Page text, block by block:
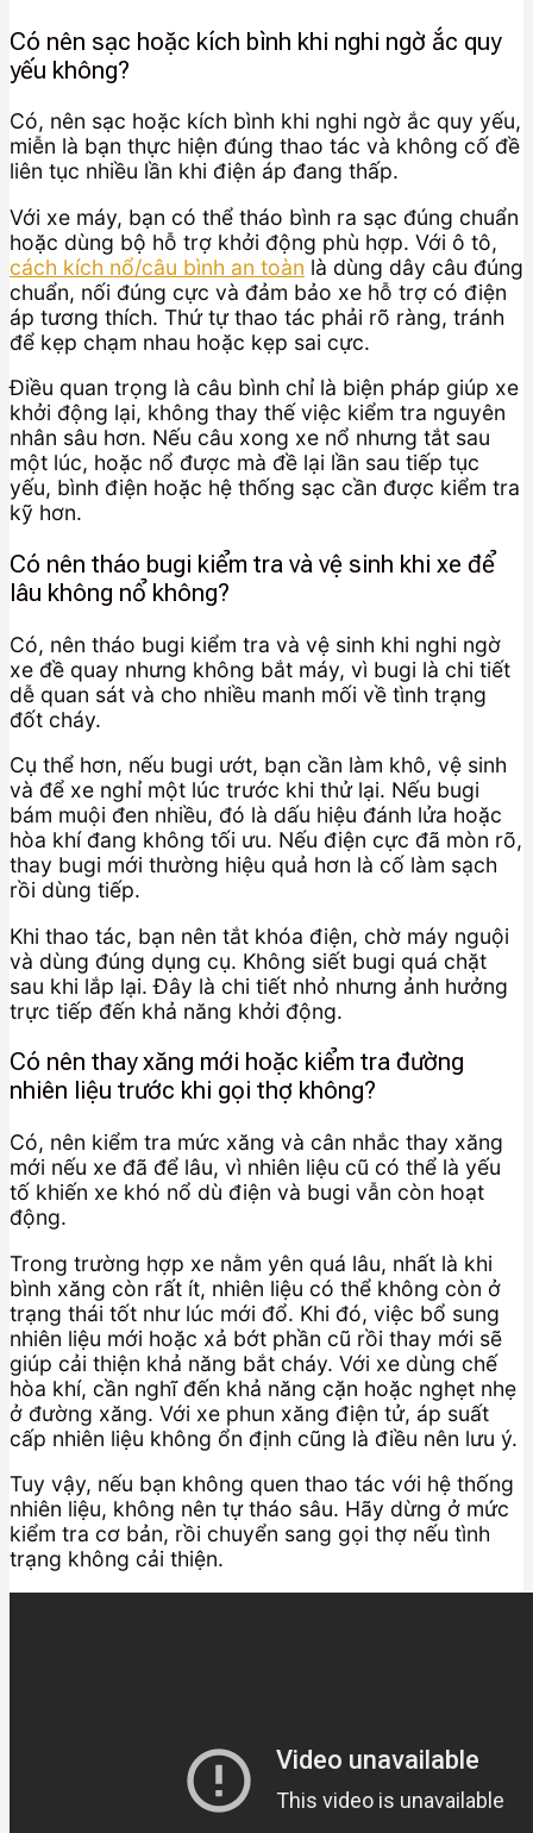
Có nên sạc hoặc kích bình khi nghi ngờ ắc quy
yếu không?
Có, nên sạc hoặc kích bình khi nghi ngờ ắc quy yếu,
miễn là bạn thực hiện đúng thao tác và không cố đề
liên tục nhiều lần khi điện áp đang thấp.
Với xe máy, bạn có thể tháo bình ra sạc đúng chuẩn
hoặc dùng bộ hỗ trợ khởi động phù hợp. Với ô tô,
cách kích nổ/câu bình an toàn là dùng dây câu đúng
chuẩn, nối đúng cực và đảm bảo xe hỗ trợ có điện
áp tương thích. Thứ tự thao tác phải rõ ràng, tránh
để kẹp chạm nhau hoặc kẹp sai cực.
Điều quan trọng là câu bình chỉ là biện pháp giúp xe
khởi động lại, không thay thế việc kiểm tra nguyên
nhân sâu hơn. Nếu câu xong xe nổ nhưng tắt sau
một lúc, hoặc nổ được mà đề lại lần sau tiếp tục
yếu, bình điện hoặc hệ thống sạc cần được kiểm tra
kỹ hơn.
Có nên tháo bugi kiểm tra và vệ sinh khi xe để
lâu không nổ không?
Có, nên tháo bugi kiểm tra và vệ sinh khi nghi ngờ
xe đề quay nhưng không bắt máy, vì bugi là chi tiết
dễ quan sát và cho nhiều manh mối về tình trạng
đốt cháy.
Cụ thể hơn, nếu bugi ướt, bạn cần làm khô, vệ sinh
và để xe nghỉ một lúc trước khi thử lại. Nếu bugi
bám muội đen nhiều, đó là dấu hiệu đánh lửa hoặc
hòa khí đang không tối ưu. Nếu điện cực đã mòn rõ,
thay bugi mới thường hiệu quả hơn là cố làm sạch
rồi dùng tiếp.
Khi thao tác, bạn nên tắt khóa điện, chờ máy nguội
và dùng đúng dụng cụ. Không siết bugi quá chặt
sau khi lắp lại. Đây là chi tiết nhỏ nhưng ảnh hưởng
trực tiếp đến khả năng khởi động.
Có nên thay xăng mới hoặc kiểm tra đường
nhiên liệu trước khi gọi thợ không?
Có, nên kiểm tra mức xăng và cân nhắc thay xăng
mới nếu xe đã để lâu, vì nhiên liệu cũ có thể là yếu
tố khiến xe khó nổ dù điện và bugi vẫn còn hoạt
động.
Trong trường hợp xe nằm yên quá lâu, nhất là khi
bình xăng còn rất ít, nhiên liệu có thể không còn ở
trạng thái tốt như lúc mới đổ. Khi đó, việc bổ sung
nhiên liệu mới hoặc xả bớt phần cũ rồi thay mới sẽ
giúp cải thiện khả năng bắt cháy. Với xe dùng chế
hòa khí, cần nghĩ đến khả năng cặn hoặc nghẹt nhẹ
ở đường xăng. Với xe phun xăng điện tử, áp suất
cấp nhiên liệu không ổn định cũng là điều nên lưu ý.
Tuy vậy, nếu bạn không quen thao tác với hệ thống
nhiên liệu, không nên tự tháo sâu. Hãy dừng ở mức
kiểm tra cơ bản, rồi chuyển sang gọi thợ nếu tình
trạng không cải thiện.